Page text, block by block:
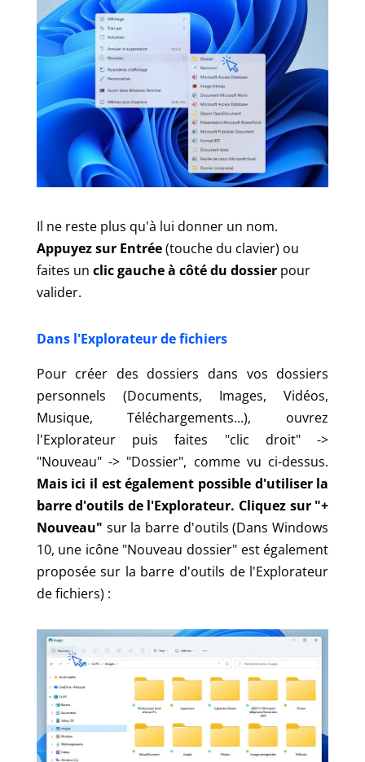
Il ne reste plus qu'à lui donner un nom.
Appuyez sur Entrée(touche du clavier) ou
faites un clic gauche à côté du dossierpour
valider.
Dans l'Explorateur de fichiers
Pour créer des dossiers dans vos dossiers
personnels (Documents, Images, Vidéos,
Musique, Téléchargements...), ouvrez
l'Explorateur puis faites "clic droit" ->
"Nouveau" -> "Dossier", comme vu ci-dessus.
Mais ici il est également possible d'utiliser la
barre d'outils de l'Explorateur. Cliquez sur "+
Nouveau" sur la barre d'outils (Dans Windows
10, une icône "Nouveau dossier" est également
proposée sur la barre d'outils de l'Explorateur
de fichiers) :